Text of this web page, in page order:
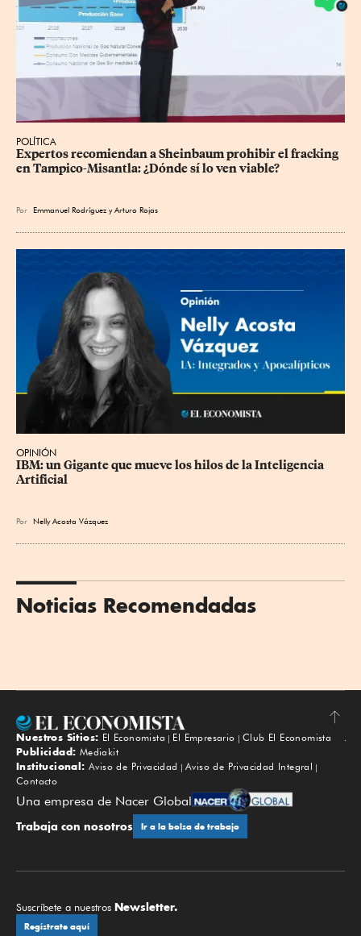
POLÍTICA
Expertos recomiendan a Sheinbaum prohibir el fracking
en Tampico-Misantla: ¿Dónde sí lo ven viable?
Por Emmanuel Rodríguez yArturo Rojas
OPINIÓN
IBM: un Gigante que mueve los hilos de la Inteligencia
Artificial
Por Nelly Acosta Vázquez
Noticias Recomendadas
Subir
Nuestros Sitios: El Economista El Empresario
Club El Economista
Publicidad: Mediakit
Institucional: Aviso de Privacidad
Aviso de Privacidad Integral
Contacto
Una empresa de Nacer Global
Trabaja con nosotros Ir a la bolsa de trabajo
Suscríbete a nuestros Newsletter.
Regístrate aquí